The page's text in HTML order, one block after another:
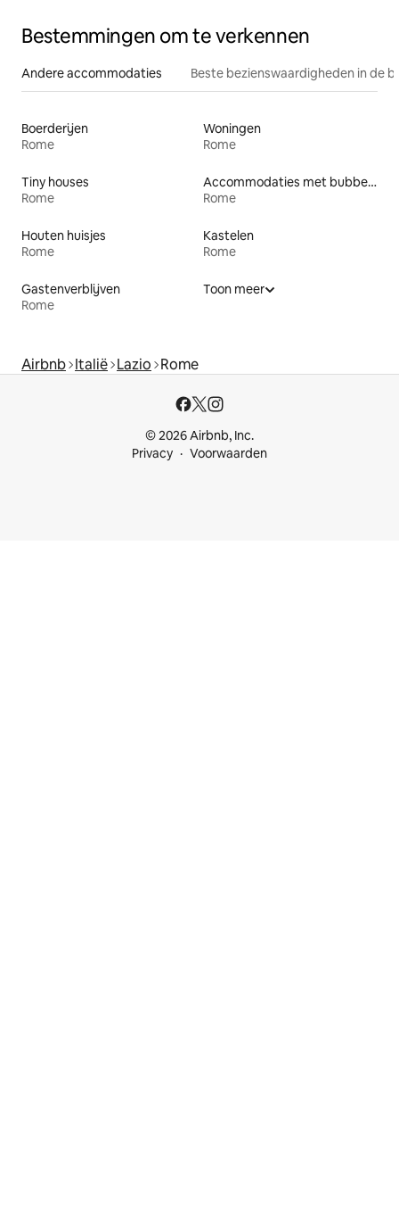
Bestemmingen om te verkennen
Andere accommodaties Beste bezienswaardigheden in de
Boerderijen
Rome
Woningen
Rome
Tiny houses
Rome
Accommodaties met bubbelbad
Rome
Houten huisjes
Rome
Kastelen
Rome
Gastenverblijven
Rome
Toon meer
Airbnb Italië Lazio Rome
© 2026 Airbnb, Inc.
Privacy
Voorwaarden